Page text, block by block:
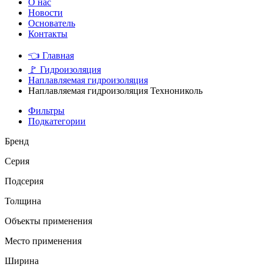
О нас
Новости
Основатель
Контакты
👈 Главная
🚩 Гидроизоляция
Наплавляемая гидроизоляция
Наплавляемая гидроизоляция Технониколь
Фильтры
Подкатегории
Бренд
Серия
Подсерия
Толщина
Объекты применения
Место применения
Ширина